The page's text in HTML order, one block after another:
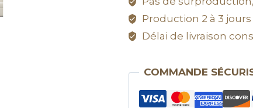
Production 2 à 3
Délai de livraison
COMMANDE